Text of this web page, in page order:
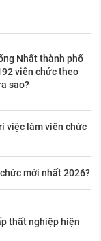
Nhất thành phố
viên chức theo
sao?
việc làm viên chức
mới nhất 2026?
thất nghiệp hiện